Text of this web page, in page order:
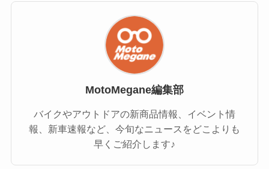
MotoMegane編集部
バイクやアウトドアの新商品情報、イベント情
報、新車速報など、今旬なニュースをどこよりも
早くご紹介します♪